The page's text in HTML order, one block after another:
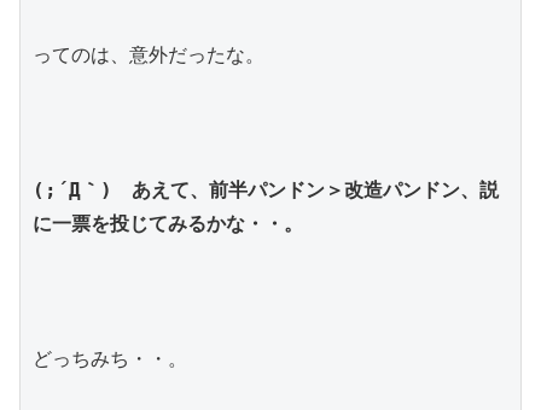
ってのは、意外だったな。
(;´Д｀)　あえて、前半パンドン＞改造パンドン、説
に一票を投じてみるかな・・。
どっちみち・・。